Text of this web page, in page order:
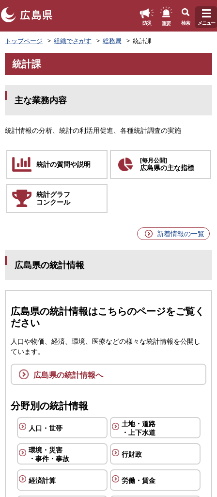
ペ
ー
ジ
先
防災 重要 検索 メニュー
トップページ 組織でさがす 総務局 統計課
文
統計課
主な業務内容
統計情報の分析、統計の利活用促進、各種統計調査の実施
統計の質問や説明 [毎月公開]
広島県の主な指標
統計グラフ
コンクール
新着情報の一覧
広島県の統計情報
広島県の統計情報はこちらのページをご覧く
ださい
人口や物価、経済、環境、医療などの様々な統計情報を公開し
ています。
広島県の統計情報へ
分野別の統計情報
人口・世帯
土地・道路
・上下水道
環境・災害
・事件・事故
行財政
経済計算 労働・賃金